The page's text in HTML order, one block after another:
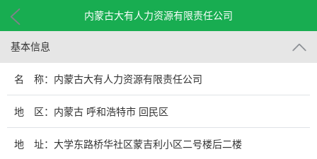
内蒙古大有人力资源有限责任公司
基本信息
名 称：内蒙古大有人力资源有限责任公司
地 区：内蒙古 呼和浩特市 回民区
地 址：大学东路桥华社区蒙吉利小区二号楼后二楼